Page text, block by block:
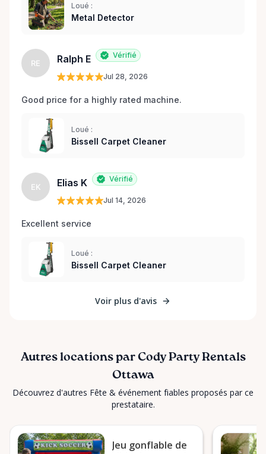
Loué :
Metal Detector
RE Ralph E Vérifié
Jul 28, 2026
Good price for a highly rated machine.
Loué :
Bissell Carpet Cleaner
EK Elias K Vérifié
Jul 14, 2026
Excellent service
Loué :
Bissell Carpet Cleaner
Voir plus d'avis
Autres locations par Cody Party Rentals
Ottawa
Découvrez d'autres Fête & événement fiables proposés par ce
prestataire.
Jeu gonflable de